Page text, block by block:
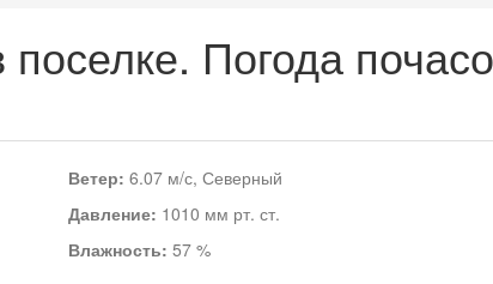
Погода
Ветер: 6.07 м/с, Северный
Давление: 1010 мм рт. ст.
Влажность: 57 %